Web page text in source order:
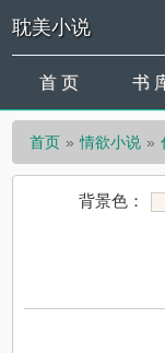
耽美小说
首 页 书
首页 情欲小说
背景色：